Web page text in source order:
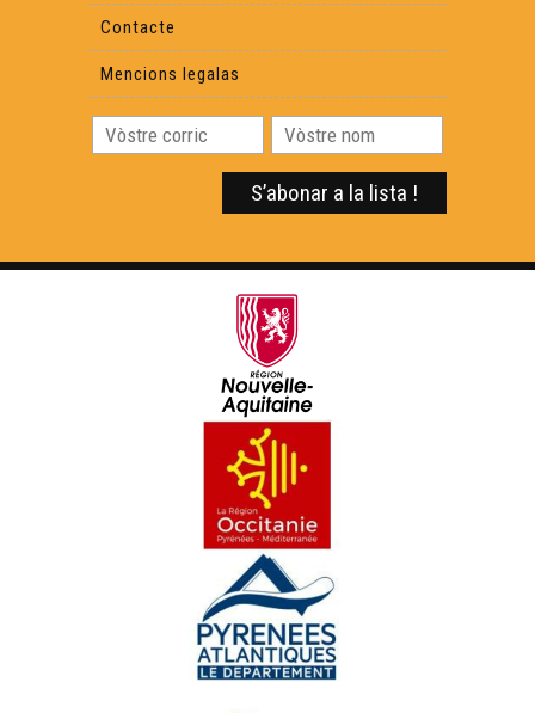
Villegalhenc - Après los aigats
La rumba gitana
Jornada Occitana au licèu de Rabairac
Florant Mercadier - "L'Occitanie pour les Nuls"
Sent Seren - L'ensenhament de l'occitan
Sent Seren - Encontre amb Estève Clerc
Contacte
Mencions legalas